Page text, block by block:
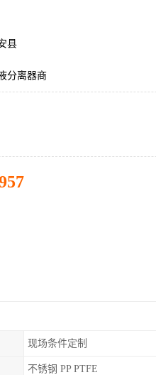
县
分离器商
现场条件定制
不锈钢 PP PTFE